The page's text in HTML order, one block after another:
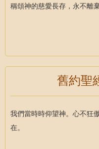
稱頌神的慈愛長存，永不離
舊約聖
我們當時時仰望神。心不狂
在。